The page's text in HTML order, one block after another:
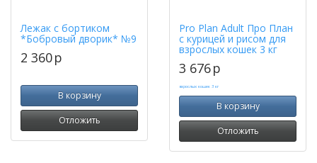
Лежак с бортиком
*Бобровый дворик* №9
2 360p
В корзину
Отложить
Pro Plan Adult Про План
с курицей и рисом для
взрослых кошек 3 кг
3 676p
В корзину
Отложить